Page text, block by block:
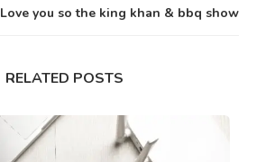
Love you so the king khan & bbq show
RELATED POSTS